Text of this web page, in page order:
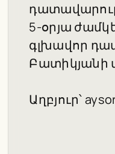
5-օրյա
գլխավոր
Բատիկյանի
Աղբյուր՝